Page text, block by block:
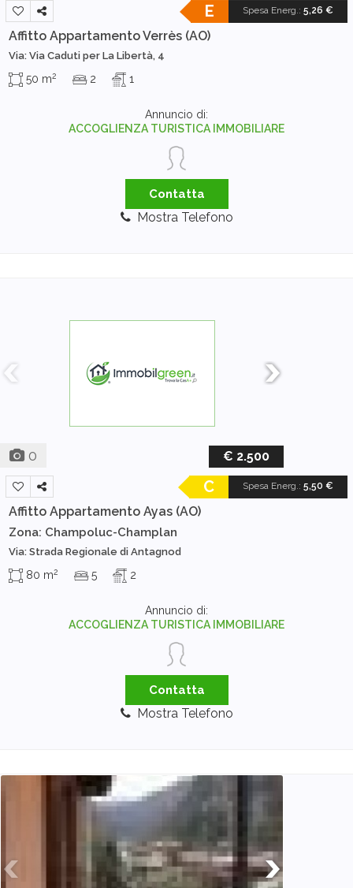
Spesa Energ.: 5,26 €
E
Affitto AppartamentoVerrès (AO)
Via: Via Caduti per La Libertà, 4
50 m2 2 1
Annuncio di:
ACCOGLIENZA TURISTICA IMMOBILIARE
Contatta
Mostra Telefono
0 € 2.500
Spesa Energ.: 5,50 €
C
Affitto Appartamento Ayas (AO)
Zona: Champoluc-Champlan
Via: Strada Regionale di Antagnod
80 m2 5 2
Annuncio di:
ACCOGLIENZA TURISTICA IMMOBILIARE
Contatta
Mostra Telefono